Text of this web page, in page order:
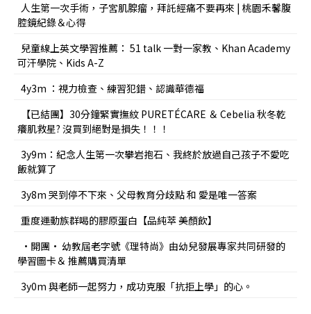
人生第一次手術，子宮肌腺瘤，拜託經痛不要再來 | 桃園禾馨腹
腔鏡紀錄＆心得
兒童線上英文學習推薦： 51 talk 一對一家教、Khan Academy
可汗學院、Kids A-Z
4y3m ：視力檢查、練習犯錯、認識華德福
【已結團】30分鐘緊實撫紋 PURETÉCARE ＆ Cebelia 秋冬乾
癢肌救星? 沒買到絕對是損失！！！
3y9m：紀念人生第一次攀岩抱石、我終於放過自己孩子不愛吃
飯就算了
3y8m 哭到停不下來、父母教育分歧點 和 愛是唯一答案
重度運動族群喝的膠原蛋白【品純萃 美顏飲】
•開團• 幼教屆老字號《理特尚》由幼兒發展專家共同研發的
學習圖卡＆ 推薦購買清單
3y0m 與老師一起努力，成功克服「抗拒上學」的心。